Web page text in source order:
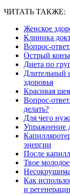
ЧИТАТЬ ТАКЖЕ:
Женское
Клиника
Вопрос-
Острый
Диета по
Длительный
здоровья
Красивая
Вопрос-
делать?
Для чего
энергии
После
Твое
Как
и